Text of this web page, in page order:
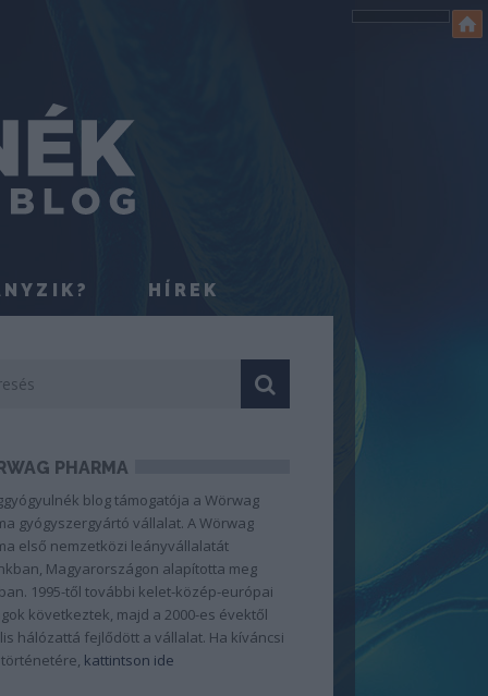
HÍREK
PHARMA
blog támogatója a Wörwag
gyógyszergyártó vállalat. A Wörwag
első nemzetközi leányvállalatát
Magyarországon alapította meg
1995-től további kelet-közép-európai
következtek, majd a 2000-es évektől
hálózattá fejlődött a vállalat. Ha kíváncsi
történetére, kattintson ide